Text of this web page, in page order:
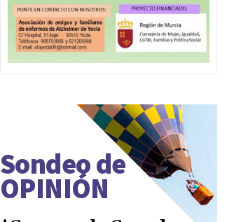
Sondeo de
OPINIÓN